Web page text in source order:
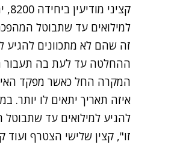
למילואים עד שתבוטל
זה שהם לא מתכוונים
ההחלטה עד לעת בה תעבור
המקרה החל כאשר מפקד
איזה תאריך יתאים לו
להגיע למילואים עד
זו", קצין שלישי הצטרף